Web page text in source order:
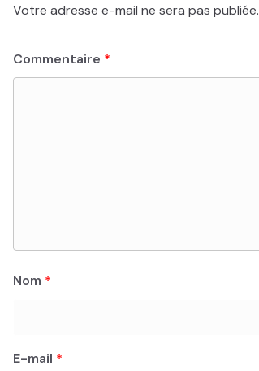
Votre adresse e-mail ne sera pas publiée.
Commentaire *
Nom *
E-mail *